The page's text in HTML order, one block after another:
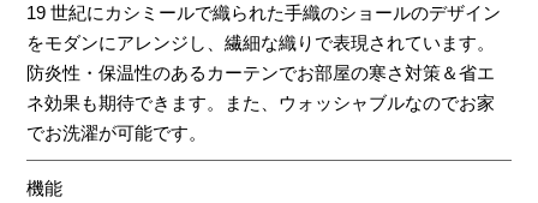
19 世紀にカシミールで織られた手織のショールのデザイン
をモダンにアレンジし、繊細な織りで表現されています。
防炎性・保温性のあるカーテンでお部屋の寒さ対策＆省エ
ネ効果も期待できます。また、ウォッシャブルなのでお家
でお洗濯が可能です。
機能